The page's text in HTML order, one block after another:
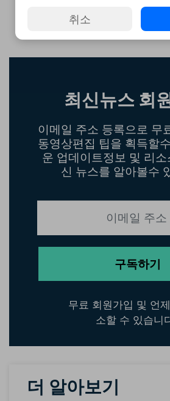
3 4
최신뉴스 회
이메일 주소 등록으로 무
동영상편집 팁을 획득할
운 업데이트정보 및 리소
신 뉴스를 알아볼수
구독하기
무료 회원가입 및 언
소할 수 있습니
더 알아보기
취소